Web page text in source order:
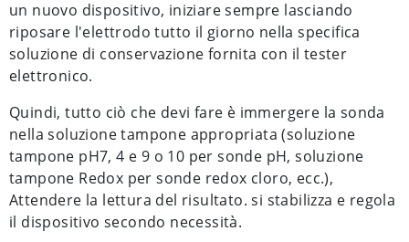
un nuovo dispositivo, iniziare sempre lasciando
riposare l'elettrodo tutto il giorno nella specifica
soluzione di conservazione fornita con il tester
elettronico.
Quindi, tutto ciò che devi fare è immergere la sonda
nella soluzione tampone appropriata (soluzione
tampone pH7, 4 e 9 o 10 per sonde pH, soluzione
tampone Redox per sonde redox cloro, ecc.),
Attendere la lettura del risultato. si stabilizza e regola
il dispositivo secondo necessità.